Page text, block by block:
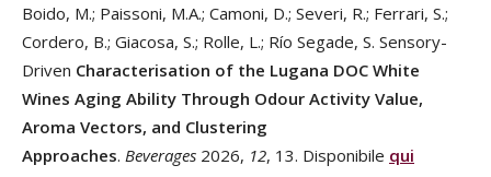
Boido, M.; Paissoni, M.A.; Camoni, D.; Severi, R.; Ferrari, S.;
Cordero, B.; Giacosa, S.; Rolle, L.; Río Segade, S. Sensory-
Driven Characterisation of the Lugana DOC White
Wines Aging Ability Through Odour Activity Value,
Aroma Vectors, and Clustering
Approaches. Beverages 2026, 12, 13. Disponibile qui